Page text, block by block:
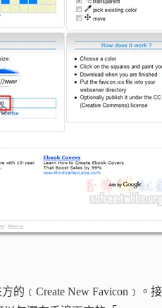
的﹝Create New Favicon﹞。